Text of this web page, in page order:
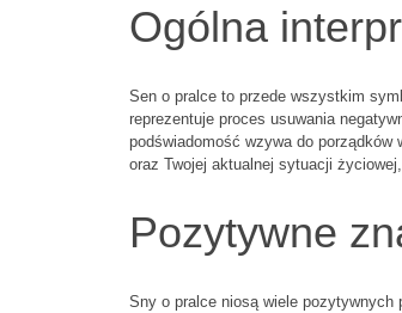
Ogólna
Sen o pralce to przede wszystkim
reprezentuje proces usuwania
podświadomość wzywa do
oraz Twojej aktualnej sytuacji
Pozytywne
Sny o pralce niosą wiele